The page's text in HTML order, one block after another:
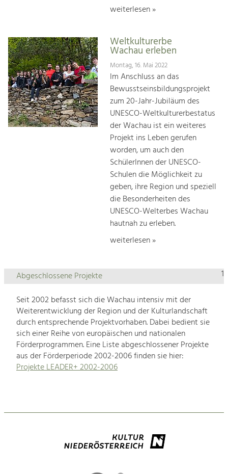
weiterlesen »
Weltkulturerbe
Wachau erleben
Montag, 16. Mai 2022
Im Anschluss an das
Bewusstseinsbildungsprojekt
zum 20-Jahr-Jubiläum des
UNESCO-Weltkulturerbestatus
der Wachau ist ein weiteres
Projekt ins Leben gerufen
worden, um auch den
SchülerInnen der UNESCO-
Schulen die Möglichkeit zu
geben, ihre Region und speziell
die Besonderheiten des
UNESCO-Welterbes Wachau
hautnah zu erleben.
weiterlesen »
1
Abgeschlossene Projekte
Seit 2002 befasst sich die Wachau intensiv mit der
Weiterentwicklung der Region und der Kulturlandschaft
durch entsprechende Projektvorhaben. Dabei bedient sie
sich einer Reihe von europäischen und nationalen
Förderprogrammen. Eine Liste abgeschlossener Projekte
aus der Förderperiode 2002-2006 finden sie hier:
Projekte LEADER+ 2002-2006